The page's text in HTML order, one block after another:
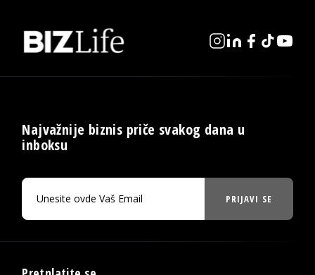
Najvažnije biznis priče svakog dana u
inboksu
PRIJAVI SE